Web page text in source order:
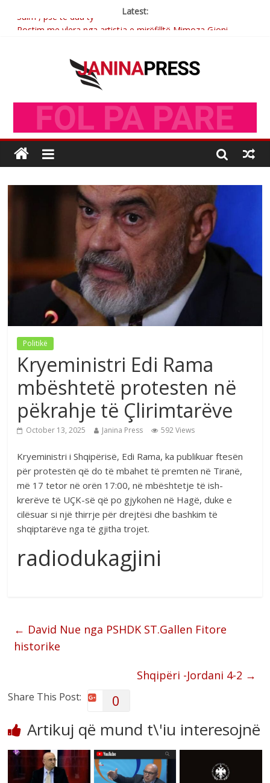
Latest:
Postim me vlera nga artistja e mirëfilltë Mimoza Gjoni
Brahim Çekaj njē veprimtar i respektuar i çeshtjës kombëtare
Politikë
Kryeministri Edi Rama
mbështetë protesten në
pëkrahje të Çlirimtarëve
October 13, 2025 Janina Press 592 Views
Kryeministri i Shqipërisë, Edi Rama, ka publikuar ftesën
për protestën që do të mbahet të premten në Tiranë,
më 17 tetor në orën 17:00, në mbështetje të ish-
krerëve të UÇK-së që po gjykohen në Hagë, duke e
cilësuar si një thirrje për drejtësi dhe bashkim të
shqiptarëve nga të gjitha trojet.
radiodukagjini
← David Nue nga PSHDK ST.Gallen Fitore
historike
Shqipëri -Jordani 4-2 →
Share This Post: 0
Artikuj që mund t\'iu interesojnë